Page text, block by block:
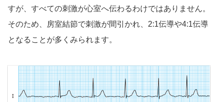
すが、すべての刺激が心室へ伝わるわけではありません。
そのため、房室結節で刺激が間引かれ、2:1伝導や4:1伝導
となることが多くみられます。